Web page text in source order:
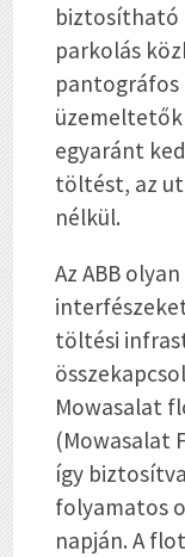
biztosítható
parkolás
üzemeltetők
egyaránt
töltést, az
nélkül.
Az ABB
töltési
Mowasalat
(Mowasalat
így
folyamatos
napján. A